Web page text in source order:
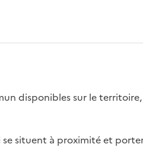
disponibles sur le
situent à proximité et